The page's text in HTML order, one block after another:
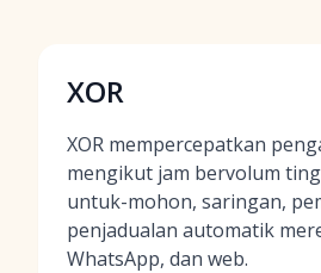
XOR
XOR mempercepatkan
mengikut jam bervolum
untuk-mohon, saringan,
penjadualan automatik
WhatsApp, dan web.